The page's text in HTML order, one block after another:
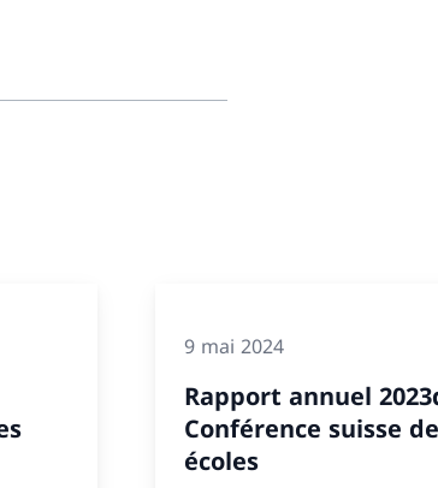
9 mai 2024
Rapport annuel
Conférence suisse
écoles